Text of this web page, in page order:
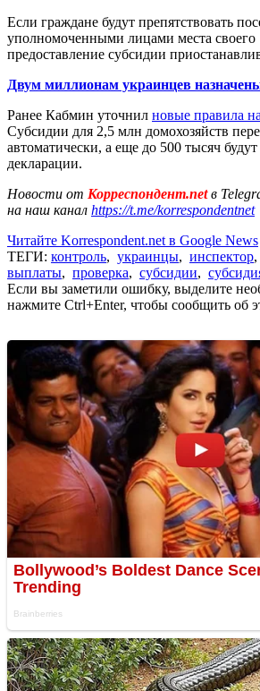
Если граждане будут препятствовать
уполномоченными лицами места своего
предоставление субсидии
Двум миллионам украинцев
Ранее Кабмин уточнил новые правила
Субсидии для 2,5 млн домохозяйств
автоматически, а еще до 500 тысяч
декларации.
Новости от Корреспондент.netв
на наш канал https://t.me/korrespondentnet
Читайте Korrespondent.net в Google News
ТЕГИ: контроль, украинцы, инспектор,
выплаты, проверка, субсидии,
Если вы заметили ошибку, выделите
нажмите Ctrl+Enter, чтобы сообщить об